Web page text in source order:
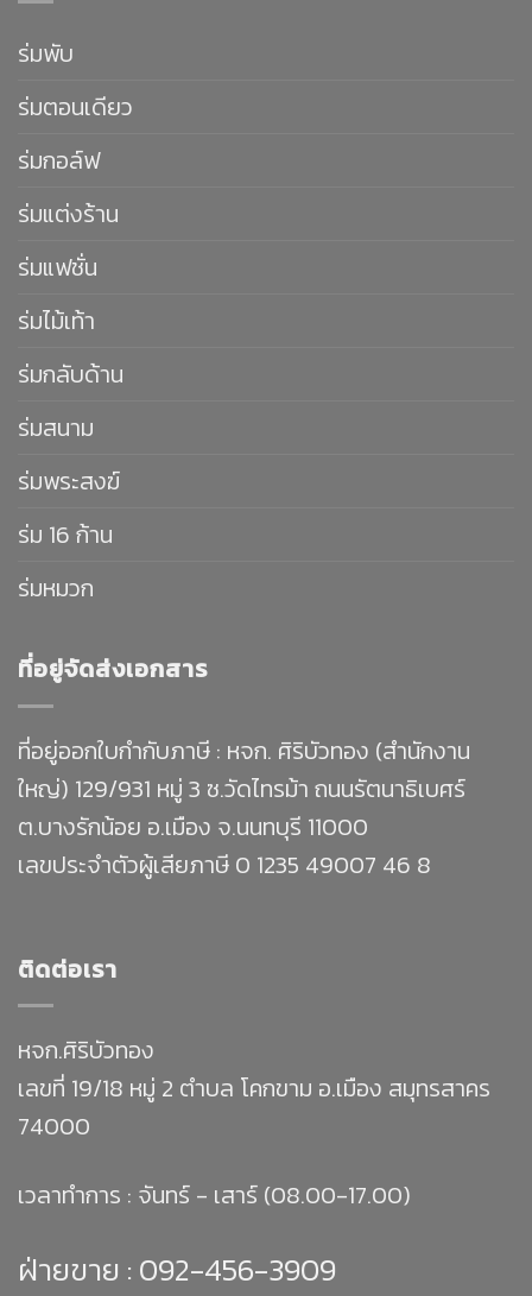
ร่มพับ
ร่มตอนเดียว
ร่มกอล์ฟ
ร่มแต่งร้าน
ร่มแฟชั่น
ร่มไม้เท้า
ร่มกลับด้าน
ร่มสนาม
ร่มพระสงฆ์
ร่ม 16 ก้าน
ร่มหมวก
ที่อยู่จัดส่งเอกสาร
ที่อยู่ออกใบกำกับภาษี : หจก. ศิริบัวทอง (สำนักงาน
ใหญ่) 129/931 หมู่ 3 ซ.วัดไทรม้า ถนนรัตนาธิเบศร์
ต.บางรักน้อย อ.เมือง จ.นนทบุรี 11000
เลขประจำตัวผู้เสียภาษี 0 1235 49007 46 8
ติดต่อเรา
หจก.ศิริบัวทอง
เลขที่ 19/18 หมู่ 2 ตำบล โคกขาม อ.เมือง สมุทรสาคร
74000
เวลาทำการ : จันทร์ - เสาร์ (08.00-17.00)
ฝ่ายขาย : 092-456-3909